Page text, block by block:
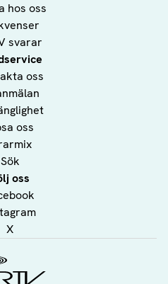
hos oss
svarar
oss
oss
Sök
oss
X